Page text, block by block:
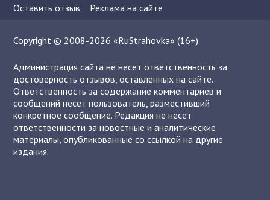
Оставить отзыв
Реклама на сайте
Copyright © 2008-2026 «RuStrahovka» (16+).
Администрация сайта не несет ответственность за
достоверность отзывов, оставленных на сайте.
Ответственность за содержание комментариев и
сообщений несет пользователь, разместивший
конкретное сообщение. Редакция не несет
ответственности за новостные и аналитические
материалы, опубликованные со ссылкой на другие
издания.